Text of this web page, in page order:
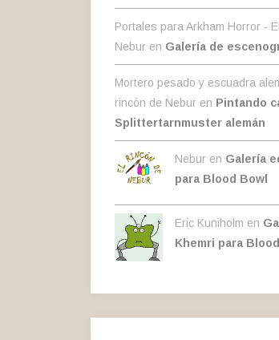
Portales para Arkham Horror -
Nebur en Galería de
Mortero pesado y escuadra
rincón de Nebur en Pintando
Splittertarnmuster alemán
Nebur en Galería
para Blood Bowl
Eric Kuniholm en
Khemri para